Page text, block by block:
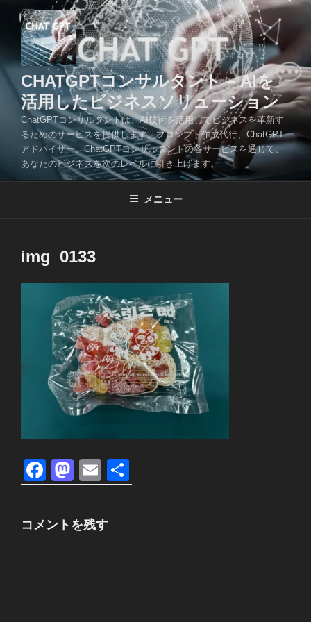
ツ
CHATGPTコンサルタント – AIを
活用したビジネスソリューション
ChatGPTコンサルタントは、AI技術を活用してビジネスを革新す
るためのサービスを提供します。プロンプト作成代行、ChatGPT
アドバイザー、ChatGPTコンサルタントの各サービスを通じて、
あなたのビジネスを次のレベルに引き上げます。
メニュー
img_0133
F
a
c
e
M
a
st
o
E
m
ail
有
コメントを残す